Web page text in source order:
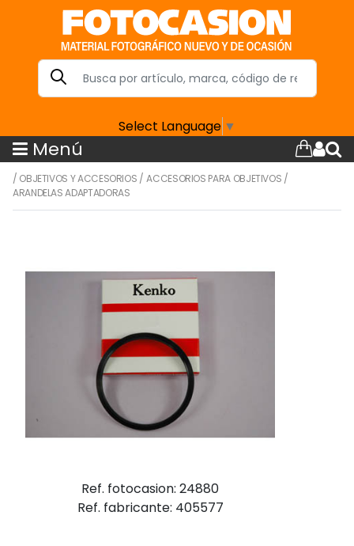
Select Language ▼
Menú
/ OBJETIVOS Y ACCESORIOS /ACCESORIOS PARA OBJETIVOS /
ARANDELAS ADAPTADORAS
Ref. fotocasion: 24880
Ref. fabricante: 405577